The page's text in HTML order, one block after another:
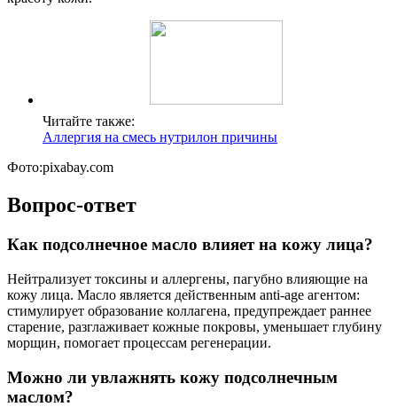
Читайте также:
Аллергия на смесь нутрилон причины
Фото:pixabay.com
Вопрос-ответ
Как подсолнечное масло влияет на кожу лица?
Нейтрализует токсины и аллергены, пагубно влияющие на
кожу лица. Масло является действенным anti-age агентом:
стимулирует образование коллагена, предупреждает раннее
старение, разглаживает кожные покровы, уменьшает глубину
морщин, помогает процессам регенерации.
Можно ли увлажнять кожу подсолнечным
маслом?